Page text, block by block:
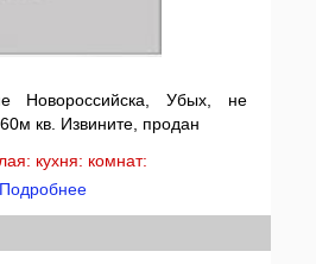
Новороссийска, Убых, не
кв. Извините, продан
кухня: комнат:
Подробнее